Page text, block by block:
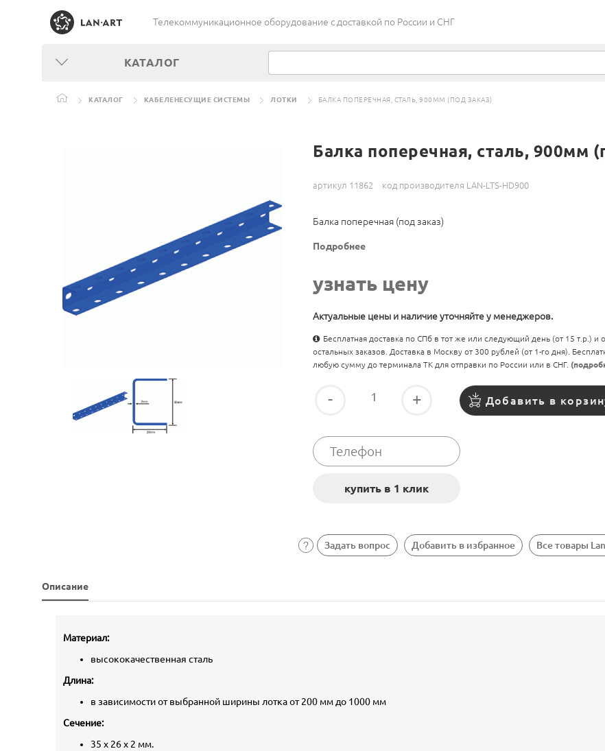
Телекоммуникационное оборудование c доставкой по России и СНГ
КАТАЛОГ
КАТАЛОГ КАБЕЛЕНЕСУЩИЕ СИСТЕМЫ ЛОТКИ БАЛКА ПОПЕРЕЧНАЯ, СТАЛЬ, 900ММ (ПОД ЗАКАЗ)
Балка поперечная, сталь, 900мм
артикул 11862 код производителя LAN-LTS-HD900
Балка поперечная (под заказ)
Подробнее
узнать цену
Актуальные цены и наличие уточняйте у менеджеров.
Бесплатная доставка по СПб в тот же или следующий день (от 15 т.р.) и
остальных заказов. Доставка в Москву от 300 рублей (от 1-го дня).
любую сумму до терминала ТК для отправки по России или в СНГ.
- + Добавить в
Задать вопрос Добавить в избранное Все товары
Описание
Материал:
высококачественная сталь
Длина:
в зависимости от выбранной ширины лотка от 200 мм до 1000 мм
Сечение:
35 х 26 х 2 мм.